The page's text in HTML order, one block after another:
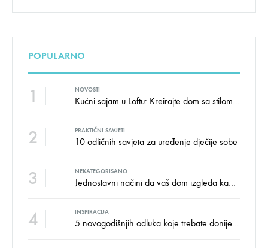
POPULARNO
1 NOVOSTI
Kućni sajam u Loftu: Kreirajte dom sa stilom i udobnošću uz velike uštede!
2 PRAKTIČNI SAVJETI
10 odličnih savjeta za uređenje dječije sobe
3 NEKATEGORISANO
Jednostavni načini da vaš dom izgleda kao salon namještaja
4 INSPIRACIJA
5 novogodišnjih odluka koje trebate donijeti u vezi izgleda doma